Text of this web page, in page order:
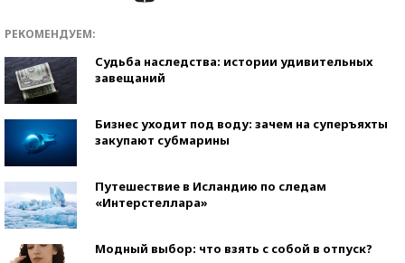
РЕКОМЕНДУЕМ:
Судьба наследства: истории удивительных
завещаний
Бизнес уходит под воду: зачем на суперъяхты
закупают субмарины
Путешествие в Исландию по следам
«Интерстеллара»
Модный выбор: что взять с собой в отпуск?